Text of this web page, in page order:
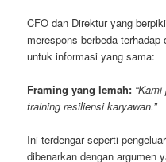
CFO dan Direktur yang
merespons berbeda
untuk informasi yang sama:
Framing yang lemah:
training resiliensi karyawan.”
Ini terdengar seperti
dibenarkan dengan argumen